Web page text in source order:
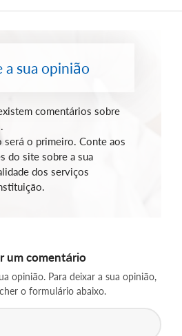
a sua opinião
comentários sobre
será o primeiro. Conte aos
do site sobre a sua
dos serviços
um comentário
opinião. Para deixar a sua opinião,
o formulário abaixo.